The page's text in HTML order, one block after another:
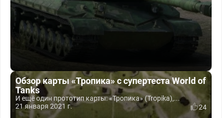
Обзор карты «Тропика» с супертеста World of
Tanks
И ещё один прототип карты: «Тропика» (Tropika),...
21 января 2021 г.
24